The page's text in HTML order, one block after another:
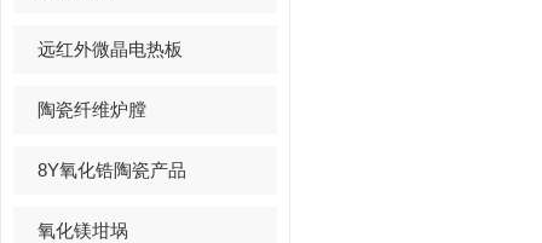
远红外微晶电热板
陶瓷纤维炉膛
8Y氧化锆陶瓷产品
氧化镁坩埚